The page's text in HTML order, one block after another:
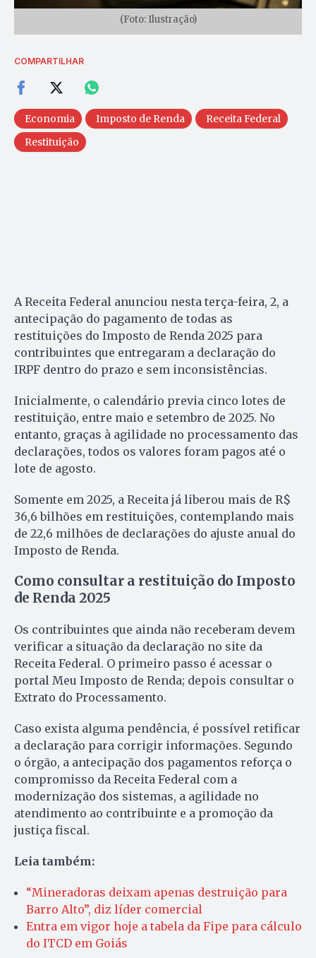
(Foto: Ilustração)
COMPARTILHAR
Economia Imposto de Renda
Receita Federal
Restituição
A Receita Federal anunciou nesta terça-feira, 2, a
antecipação do pagamento de todas as
restituições do Imposto de Renda 2025 para
contribuintes que entregaram a declaração do
IRPF dentro do prazo e sem inconsistências.
Inicialmente, o calendário previa cinco lotes de
restituição, entre maio e setembro de 2025. No
entanto, graças à agilidade no processamento das
declarações, todos os valores foram pagos até o
lote de agosto.
Somente em 2025, a Receita já liberou mais de R$
36,6 bilhões em restituições, contemplando mais
de 22,6 milhões de declarações do ajuste anual do
Imposto de Renda.
Como consultar a restituição do Imposto
de Renda 2025
Os contribuintes que ainda não receberam devem
verificar a situação da declaração no site da
Receita Federal. O primeiro passo é acessar o
portal Meu Imposto de Renda; depois consultar o
Extrato do Processamento.
Caso exista alguma pendência, é possível retificar
a declaração para corrigir informações. Segundo
o órgão, a antecipação dos pagamentos reforça o
compromisso da Receita Federal com a
modernização dos sistemas, a agilidade no
atendimento ao contribuinte e a promoção da
justiça fiscal.
Leia também:
“Mineradoras deixam apenas destruição para
Barro Alto”, diz líder comercial
Entra em vigor hoje a tabela da Fipe para cálculo
do ITCD em Goiás